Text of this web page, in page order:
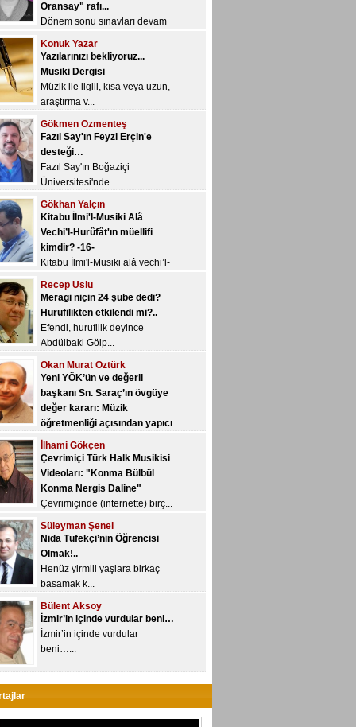
Müzik ile ilgili, kısa veya uzun,
araştırma v...
Gökmen Özmenteş
Fazıl Say'ın Feyzi Erçin'e
desteği…
Fazıl Say'ın Boğaziçi
Üniversitesi'nde...
Gökhan Yalçın
Kitabu İlmi'l-Musiki Alâ
Vechi’l-Hurûfât'ın müellifi
kimdir? -16-
Kitabu İlmi'l-Musiki alâ vechi’l-
Recep Uslu
Meragi niçin 24 şube dedi?
Hurufilikten etkilendi mi?..
Efendi, hurufilik deyince
Abdülbaki Gölp...
Okan Murat Öztürk
Yeni YÖK’ün ve değerli
başkanı Sn. Saraç’ın övgüye
değer kararı: Müzik
öğretmenliği açısından yapıcı
bir değerlendirme…
Yeni YÖK, üniversitelere yetki
devri kon...
İlhami Gökçen
Çevrimiçi Türk Halk Musikisi
Videoları: "Konma Bülbül
Konma Nergis Daline"
Çevrimiçinde (internette) birç...
Süleyman Şenel
Nida Tüfekçi’nin Öğrencisi
Olmak!..
Henüz yirmili yaşlara birkaç
basamak k...
Bülent Aksoy
İzmir’in içinde vurdular beni…
İzmir’in içinde vurdular
beni…...
Veyis Yeğin
Çalgıları geliştirmek nedir,
nasıl olur?..
“Geliştirme/gelişim” kavramı
Ayhan Sarı
mı?..